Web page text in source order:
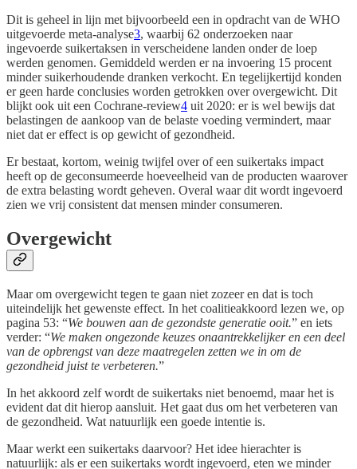
Dit is geheel in lijn met bijvoorbeeld een in opdracht van de WHO
uitgevoerde meta-analyse3, waarbij 62 onderzoeken naar
ingevoerde suikertaksen in verscheidene landen onder de loep
werden genomen. Gemiddeld werden er na invoering 15 procent
minder suikerhoudende dranken verkocht. En tegelijkertijd konden
er geen harde conclusies worden getrokken over overgewicht. Dit
blijkt ook uit een Cochrane-review4 uit 2020: er is wel bewijs dat
belastingen de aankoop van de belaste voeding vermindert, maar
niet dat er effect is op gewicht of gezondheid.
Er bestaat, kortom, weinig twijfel over of een suikertaks impact
heeft op de geconsumeerde hoeveelheid van de producten waarover
de extra belasting wordt geheven. Overal waar dit wordt ingevoerd
zien we vrij consistent dat mensen minder consumeren.
Overgewicht
Maar om overgewicht tegen te gaan niet zozeer en dat is toch
uiteindelijk het gewenste effect. In het coalitieakkoord lezen we, op
pagina 53: “We bouwen aan de gezondste generatie ooit.” en iets
verder: “We maken ongezonde keuzes onaantrekkelijker en een deel
van de opbrengst van deze maatregelen zetten we in om de
gezondheid juist te verbeteren.”
In het akkoord zelf wordt de suikertaks niet benoemd, maar het is
evident dat dit hierop aansluit. Het gaat dus om het verbeteren van
de gezondheid. Wat natuurlijk een goede intentie is.
Maar werkt een suikertaks daarvoor? Het idee hierachter is
natuurlijk: als er een suikertaks wordt ingevoerd, eten we minder